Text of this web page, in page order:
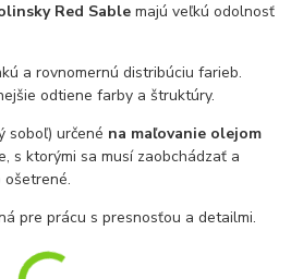
Red Sable majú veľkú odolnosť
a rovnomernú distribúciu farieb.
odtiene farby a štruktúry.
soboľ) určené na maľovanie olejom
s ktorými sa musí zaobchádzať a
pre prácu s presnosťou a detailmi.